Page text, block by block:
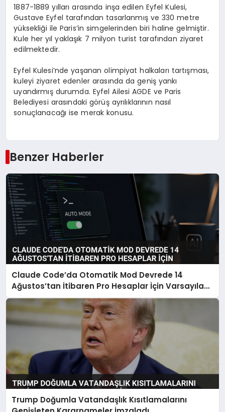
1887-1889 yılları arasında inşa edilen Eyfel Kulesi,
Gustave Eyfel tarafından tasarlanmış ve 330 metre
yüksekliği ile Paris’in simgelerinden biri haline gelmiştir.
Kule her yıl yaklaşık 7 milyon turist tarafından ziyaret
edilmektedir.
Eyfel Kulesi’nde yaşanan olimpiyat halkaları tartışması,
kuleyi ziyaret edenler arasında da geniş yankı
uyandırmış durumda. Eyfel Ailesi AGDE ve Paris
Belediyesi arasındaki görüş ayrılıklarının nasıl
sonuçlanacağı ise merak konusu.
Benzer Haberler
Claude Code’da Otomatik Mod Devrede 14
Ağustos’tan İtibaren Pro Hesaplar İçin Varsayılan
Olacak
Trump Doğumla Vatandaşlık Kısıtlamalarını